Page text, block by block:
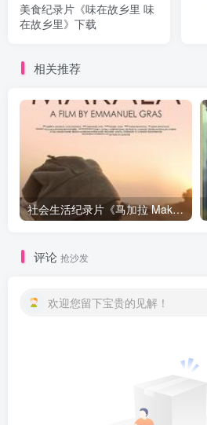
美食纪录片《味在故乡里 味
在故乡里》下载
相关推荐
社会生活纪录片《马加拉 Makala》下载
评论 抢沙发
欢迎您留下宝贵的见解！